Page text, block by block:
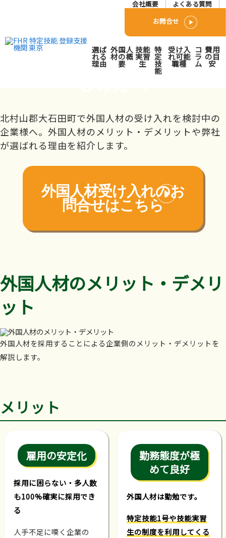
会社概要
よくある質問
お問合せ
選ば
れる
理由
外国人
材の概
要
技能
実習
生
特
定
技
能
受け入
れ可能
職種
コ
ラ
ム
費用
の目
安
北村山郡大石田町で外国人
人材派遣･紹介会社をお探
山形県
北村山郡大石田町で外国人材の受け入れを検討中の
企業様へ。外国人材のメリット・デメリットや弊社
が選ばれる理由を紹介します。
外国人材受け入れのお
問合せはこちら
外国人材のメリット・デメリ
ット
外国人材を採用することによる企業側のメリット・デメリットを
解説します。
メリット
雇用の安定化
採用に困らない・多人数
も100%確実に採用でき
る
人手不足に嘆く企業の
勤務態度が極
めて良好
外国人材は勤勉です。
特定技能1号や技能実習
生の制度を利用してくる